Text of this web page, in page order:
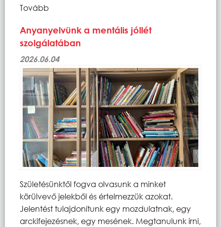
Tovább
Anyanyelvünk a mentális jóllét
szolgálatában
2026.06.04
Születésünktől fogva olvasunk a minket
körülvevő jelekből és értelmezzük azokat.
Jelentést tulajdonítunk egy mozdulatnak, egy
arckifejezésnek, egy mesének. Megtanulunk írni,